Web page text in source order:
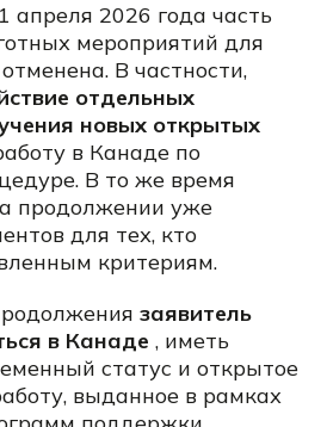
апреля 2026 года часть
мероприятий для
В частности,
отдельных
новых открытых
в Канаде по
В то же время
продолжении уже
для тех, кто
критериям.
заявитель
в Канаде , иметь
статус и открытое
выданное в рамках